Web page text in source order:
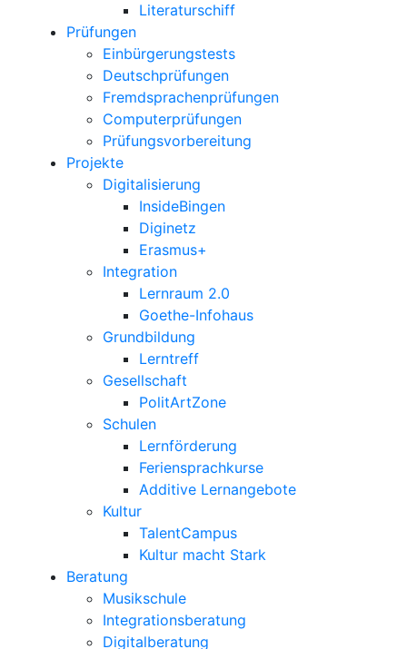
Literaturschiff
Prüfungen
Einbürgerungstests
Deutschprüfungen
Fremdsprachenprüfungen
Computerprüfungen
Prüfungsvorbereitung
Projekte
Digitalisierung
InsideBingen
Diginetz
Erasmus+
Integration
Lernraum 2.0
Goethe-Infohaus
Grundbildung
Lerntreff
Gesellschaft
PolitArtZone
Schulen
Lernförderung
Feriensprachkurse
Additive Lernangebote
Kultur
TalentCampus
Kultur macht Stark
Beratung
Musikschule
Integrationsberatung
Digitalberatung